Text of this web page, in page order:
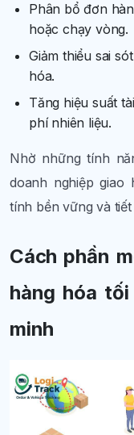
Phân bổ đơn
hoặc chạy vòng.
Giảm thiểu sai
hóa.
Tăng hiệu suất
phí nhiên liệu.
Nhờ những tính
doanh nghiệp
tính bền vững và
Cách phần
hàng hóa
minh